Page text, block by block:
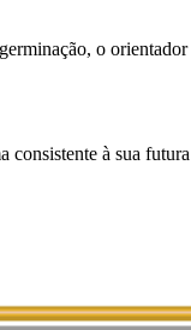
o orientador
à sua